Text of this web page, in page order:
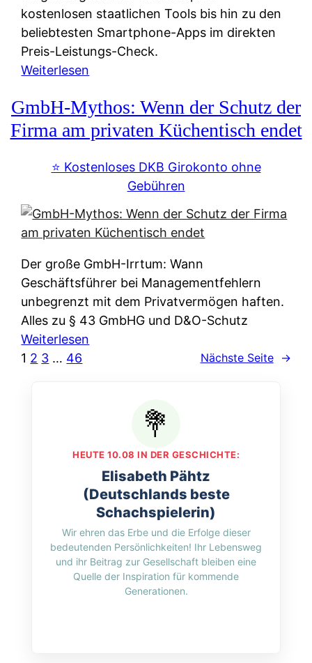
e
i
e
W
e
r
s
i
c
h
e
t
w
r
k
l
M
I
R
:
W
e
u
d
n
w
l
c
h
e
n
r
f
n
k
t
kostenlosen staatlichen Tools bis hin zu den
beliebtesten Smartphone-Apps im direkten
Preis-Leistungs-Check.
Weiterlesen
t
e
u
e
r
k
l
ä
u
O
l
i
n
GmbH-Mythos: Wenn der Schutz der
Firma am privaten Küchentisch endet
⭐️ Kostenloses DKB Girokonto ohne
Gebühren
Der große GmbH-Irrtum: Wann
Geschäftsführer bei Managementfehlern
unbegrenzt mit dem Privatvermögen haften.
Alles zu § 43 GmbHG und D&O-Schutz
Weiterlesen
M
t
s
:
W
1 2 3 … 46 Nächste Seite →
HEUTE 10.08 IN DER GESCHICHTE:
Elisabeth Pähtz
(Deutschlands beste
Schachspielerin)
Wir ehren das Erbe und die Erfolge dieser
bedeutenden Persönlichkeiten! Ihr Lebensweg
und ihr Beitrag zur Gesellschaft bleiben eine
Quelle der Inspiration für kommende
Generationen.